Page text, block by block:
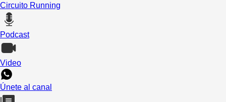
Circuito Running
Podcast
Video
Únete al canal